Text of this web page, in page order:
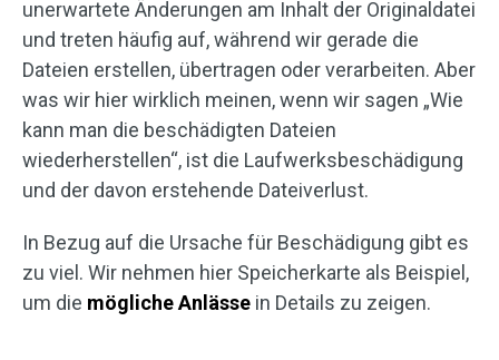
unerwartete Änderungen am Inhalt der Originaldatei
und treten häufig auf, während wir gerade die
Dateien erstellen, übertragen oder verarbeiten. Aber
was wir hier wirklich meinen, wenn wir sagen „Wie
kann man die beschädigten Dateien
wiederherstellen“, ist die Laufwerksbeschädigung
und der davon erstehende Dateiverlust.
In Bezug auf die Ursache für Beschädigung gibt es
zu viel. Wir nehmen hier Speicherkarte als Beispiel,
um die mögliche Anlässe in Details zu zeigen.